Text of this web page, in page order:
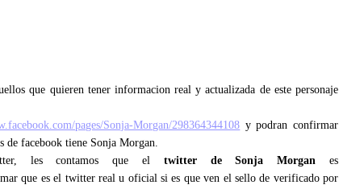
que quieren tener informacion real y actualizada de este personaje
pages/Sonja-Morgan/298364344108 y podran confirmar
de facebook tiene Sonja Morgan.
les contamos que el twitter de Sonja Morgan es
que es el twitter real u oficial si es que ven el sello de verificado por